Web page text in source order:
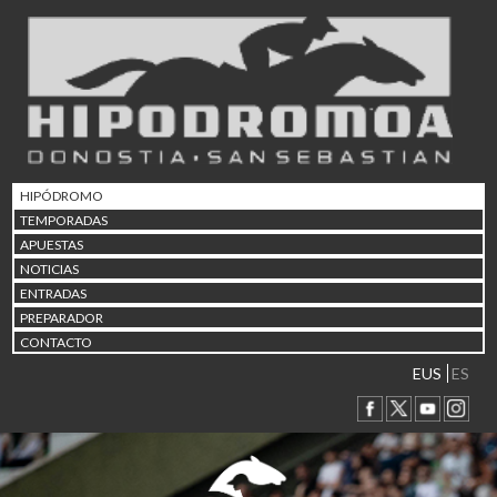
HIPÓDROMO
TEMPORADAS
APUESTAS
NOTICIAS
ENTRADAS
PREPARADOR
CONTACTO
EUS ES
02/08 17:30 Abuztuaren 2a / 2 de
Abuztuaren 9a / 9 de
12/08 12:08 Abuztaren 12a / 12 de
15/08 17:05 Abuztuaren 15a / 15 de
23/08 17:30 Abuztuaren 23a / 23 de
30/08 17:30 Abuztuaren 30a / 30 de
02/09 11:15
06/09 17:30 Irailaren 6a / 6 de
Irailaren 13a / 13 de
30/09 11:30 Irailaren 30a / 30 de